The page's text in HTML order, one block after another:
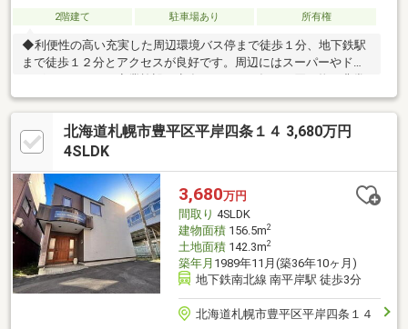
2階建て 駐車場あり 所有権
◆利便性の高い充実した周辺環境バス停まで徒歩１分、地下鉄駅
まで徒歩１２分とアクセスが良好です。周辺にはスーパーやドラ
にスムーズです。◆ゆとりのある住環境大切な愛車を雨や守れる
組込車庫を備えており、天候に気にせず快適に生活を始まられま
す。６ｍの位置指定道路に面しており、開放感のある立地です。
◆延床面積約３５坪のゆとりある住空間広々としたＬＤＫを中心
を実現します。
北海道札幌市豊平区平岸四条１４ 3,680万円
4SLDK
3,680万円
間取り 4SLDK
建物面積156.5m2
土地面積142.3m2
築年月 1989年11月(築36年10ヶ月)
地下鉄南北線 南平岸駅 徒歩3分
北海道札幌市豊平区平岸四条１４